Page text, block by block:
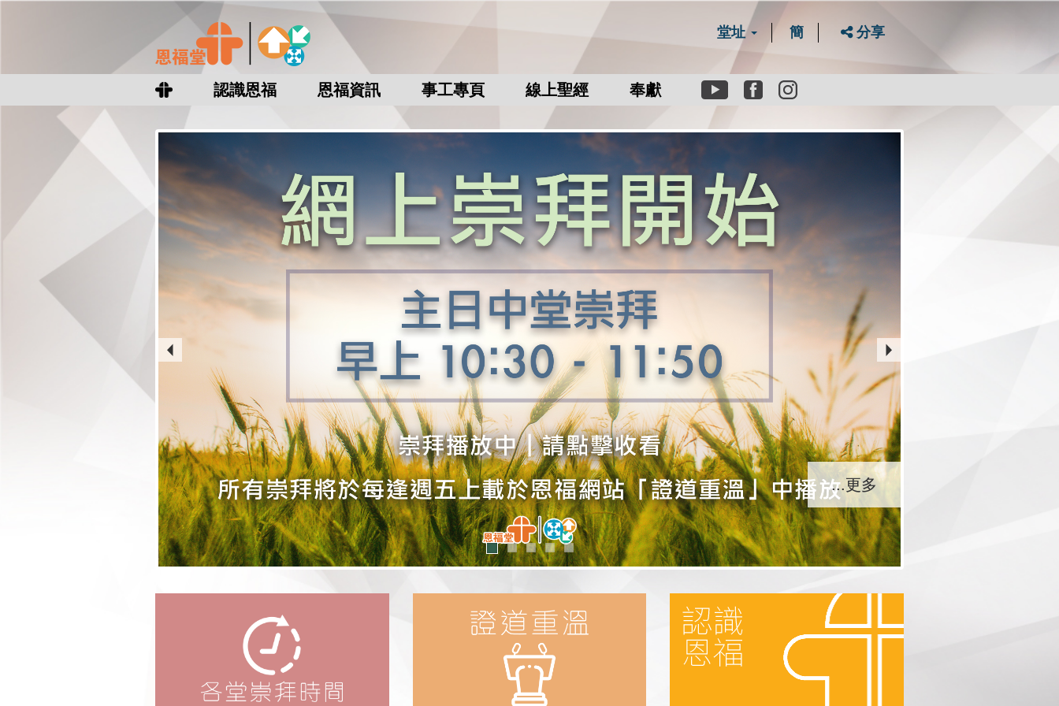
堂址 簡 分享
認識恩福 恩福資訊 事工專頁 線上聖經 奉獻
YoutubeFacebook
...更多
...更多